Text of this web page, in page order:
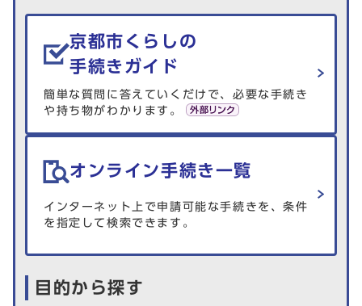
生活情報を探す
京都市くらしの
手続きガイド
簡単な質問に答えていくだけで、必要な手続き
や持ち物がわかります。
オンライン手続き一覧
インターネット上で申請可能な手続きを、条件
を指定して検索できます。
目的から探す